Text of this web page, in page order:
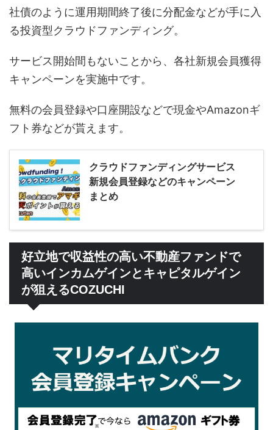
社債のように運用期間終了後に分配金などが手に入
る投資型クラウドファンディング。
サービス開始間もないことから、各社新規会員獲得
キャンペーンを実施中です。
無料の会員登録や口座開設などで現金やAmazonギ
フト券などが貰えます。
クラウドファンディングサービス
新規会員登録などのキャンペーン
まとめ
好立地で収益性の高い不動産ファンドで
高いインカムゲインとキャピタルゲイン
が狙えるCOZUCHI